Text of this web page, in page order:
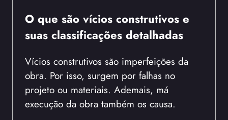
O que são vícios construtivos e
suas classificações detalhadas
Vícios construtivos são imperfeições da
obra. Por isso, surgem por falhas no
projeto ou materiais. Ademais, má
execução da obra também os causa.